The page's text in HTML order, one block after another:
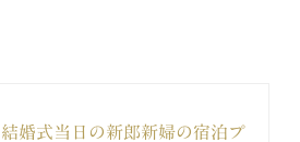
結婚式当日の新郎新婦の宿泊プ